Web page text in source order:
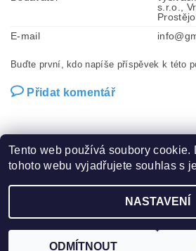
s.r.o.,
E-mail
Buďte první, kdo napíše příspěvek k této
Přidat komentář
Zboží.cz | Heureka.cz | Hot-fix.cz
2026 ©Vysivaci.cz, všechna
Tento web používá soubory cookie.
tohoto webu vyjadřujete souhlas s
NASTAVENÍ
ODMÍTNOUT